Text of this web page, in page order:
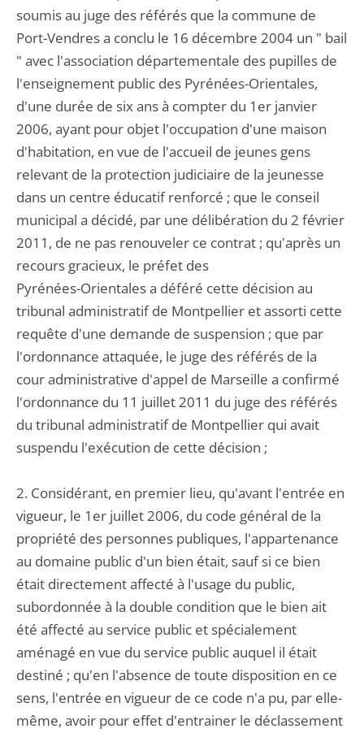
soumis au juge des référés que la commune de
Port-Vendres a conclu le 16 décembre 2004 un " bail
" avec l'association départementale des pupilles de
l'enseignement public des Pyrénées-Orientales,
d'une durée de six ans à compter du 1er janvier
2006, ayant pour objet l'occupation d'une maison
d'habitation, en vue de l'accueil de jeunes gens
relevant de la protection judiciaire de la jeunesse
dans un centre éducatif renforcé ; que le conseil
municipal a décidé, par une délibération du 2 février
2011, de ne pas renouveler ce contrat ; qu'après un
recours gracieux, le préfet des
Pyrénées-Orientales a déféré cette décision au
tribunal administratif de Montpellier et assorti cette
requête d'une demande de suspension ; que par
l'ordonnance attaquée, le juge des référés de la
cour administrative d'appel de Marseille a confirmé
l'ordonnance du 11 juillet 2011 du juge des référés
du tribunal administratif de Montpellier qui avait
suspendu l'exécution de cette décision ;
2. Considérant, en premier lieu, qu'avant l'entrée en
vigueur, le 1er juillet 2006, du code général de la
propriété des personnes publiques, l'appartenance
au domaine public d'un bien était, sauf si ce bien
était directement affecté à l'usage du public,
subordonnée à la double condition que le bien ait
été affecté au service public et spécialement
aménagé en vue du service public auquel il était
destiné ; qu'en l'absence de toute disposition en ce
sens, l'entrée en vigueur de ce code n'a pu, par elle-
même, avoir pour effet d'entrainer le déclassement